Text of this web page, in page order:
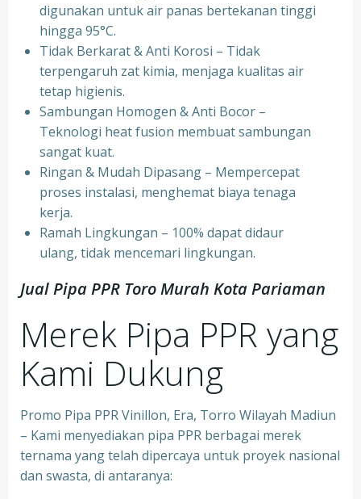
digunakan untuk air panas bertekanan tinggi
hingga 95°C.
⁠Tidak Berkarat & Anti Korosi – Tidak
terpengaruh zat kimia, menjaga kualitas air
tetap higienis.
⁠Sambungan Homogen & Anti Bocor –
Teknologi heat fusion membuat sambungan
sangat kuat.
⁠Ringan & Mudah Dipasang – Mempercepat
proses instalasi, menghemat biaya tenaga
kerja.
⁠Ramah Lingkungan – 100% dapat didaur
ulang, tidak mencemari lingkungan.
Jual Pipa PPR Toro Murah Kota Pariaman
Merek Pipa PPR yang
Kami Dukung
Promo Pipa PPR Vinillon, Era, Torro Wilayah Madiun
– Kami menyediakan pipa PPR berbagai merek
ternama yang telah dipercaya untuk proyek nasional
dan swasta, di antaranya: